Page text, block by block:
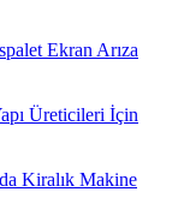
Ekran Arıza
Üreticileri İçin
Kiralık Makine